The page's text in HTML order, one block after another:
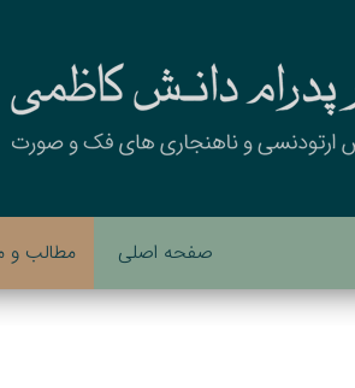
صفحه اصلی مطالب و